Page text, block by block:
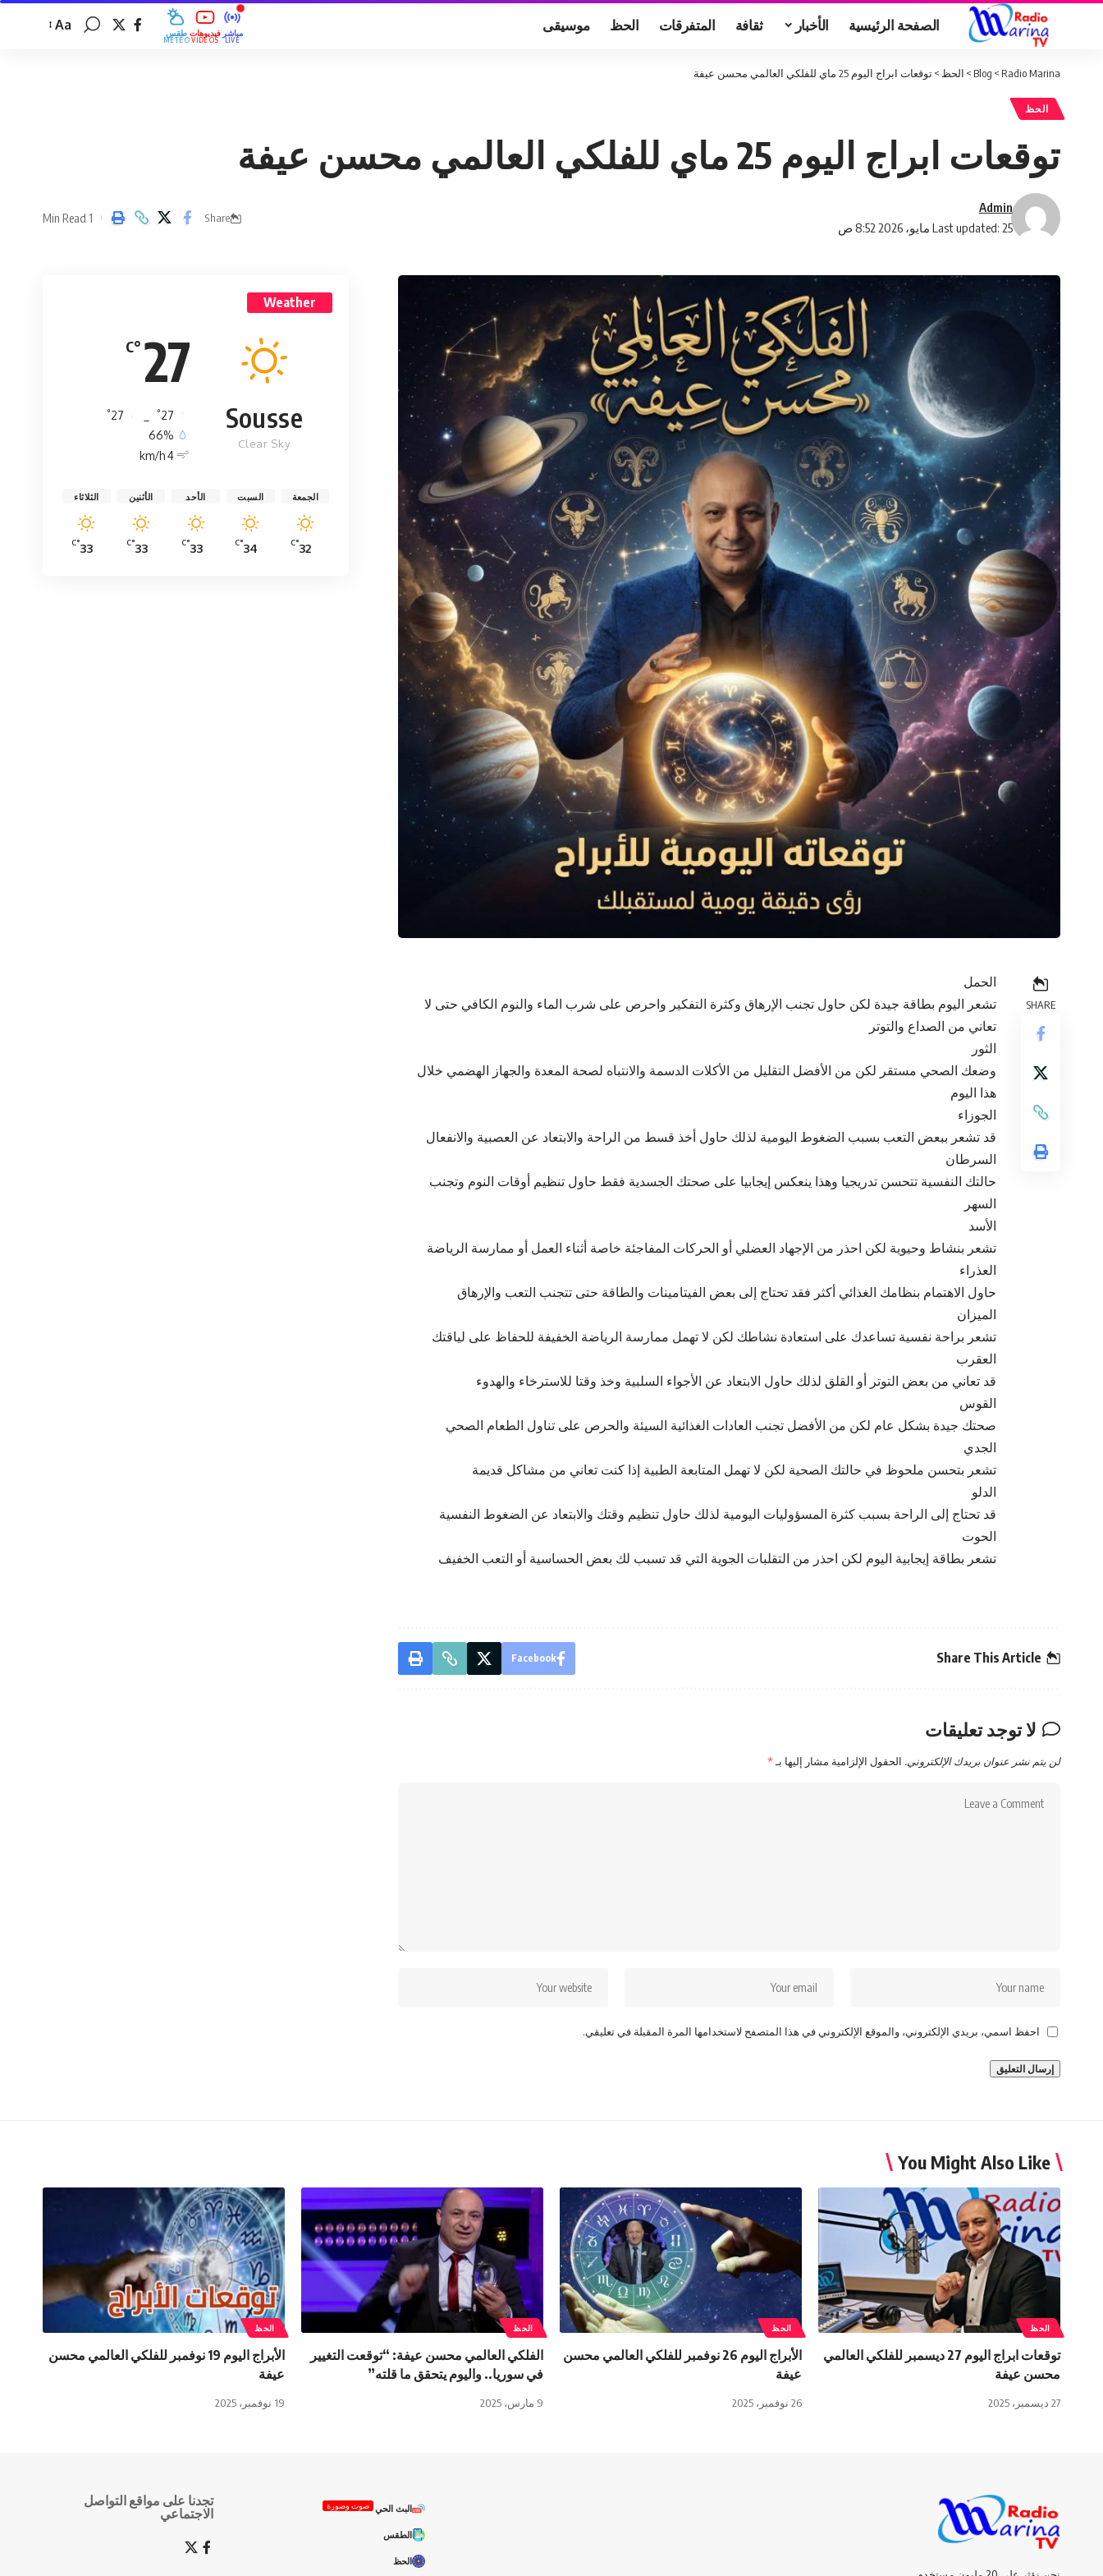
الصفحة الرئيسية الأخبار ثقافة المتفرقات الحظ موسيقى طقس
MÉTÉO
فيديوهات
VIDÉOS
مباشر
LIVE
Aa
Radio Marina
>
Blog
> الحظ >توقعات ابراج اليوم 25 ماي للفلكي العالمي محسن عيفة
الحظ
توقعات ابراج اليوم 25 ماي للفلكي العالمي محسن عيفة
Last updated: 25 مايو، 2026 8:52 ص
Admin
Share
1 Min Read
SHARE
الحمل
تشعر اليوم بطاقة جيدة لكن حاول تجنب الإرهاق وكثرة التفكير واحرص على شرب الماء والنوم الكافي حتى لا
تعاني من الصداع والتوتر
الثور
وضعك الصحي مستقر لكن من الأفضل التقليل من الأكلات الدسمة والانتباه لصحة المعدة والجهاز الهضمي خلال
هذا اليوم
الجوزاء
قد تشعر ببعض التعب بسبب الضغوط اليومية لذلك حاول أخذ قسط من الراحة والابتعاد عن العصبية والانفعال
السرطان
حالتك النفسية تتحسن تدريجيا وهذا ينعكس إيجابيا على صحتك الجسدية فقط حاول تنظيم أوقات النوم وتجنب
السهر
الأسد
تشعر بنشاط وحيوية لكن احذر من الإجهاد العضلي أو الحركات المفاجئة خاصة أثناء العمل أو ممارسة الرياضة
العذراء
حاول الاهتمام بنظامك الغذائي أكثر فقد تحتاج إلى بعض الفيتامينات والطاقة حتى تتجنب التعب والإرهاق
الميزان
تشعر براحة نفسية تساعدك على استعادة نشاطك لكن لا تهمل ممارسة الرياضة الخفيفة للحفاظ على لياقتك
العقرب
قد تعاني من بعض التوتر أو القلق لذلك حاول الابتعاد عن الأجواء السلبية وخذ وقتا للاسترخاء والهدوء
القوس
صحتك جيدة بشكل عام لكن من الأفضل تجنب العادات الغذائية السيئة والحرص على تناول الطعام الصحي
الجدي
تشعر بتحسن ملحوظ في حالتك الصحية لكن لا تهمل المتابعة الطبية إذا كنت تعاني من مشاكل قديمة
الدلو
قد تحتاج إلى الراحة بسبب كثرة المسؤوليات اليومية لذلك حاول تنظيم وقتك والابتعاد عن الضغوط النفسية
الحوت
تشعر بطاقة إيجابية اليوم لكن احذر من التقلبات الجوية التي قد تسبب لك بعض الحساسية أو التعب الخفيف
Share This Article
Facebook
لا توجد تعليقات
لن يتم نشر عنوان بريدك الإلكتروني. الحقول الإلزامية مشار إليها بـ*
احفظ اسمي، بريدي الإلكتروني، والموقع الإلكتروني في هذا المتصفح لاستخدامها المرة المقبلة في تعليقي.
Weather
27
°C
Sousse
Clear Sky
27
°
27
°
66%
4 km/h
الجمعة
32
°C
السبت
34
°C
الأحد
33
°C
الأثنين
33
°C
الثلاثاء
33
°C
You Might Also Like
الحظ
توقعات ابراج اليوم 27 ديسمبر للفلكي العالمي
محسن عيفة
27 ديسمبر، 2025
الحظ
الأبراج اليوم 26 نوفمبر للفلكي العالمي محسن
عيفة
26 نوفمبر، 2025
الحظ
الفلكي العالمي محسن عيفة: “توقعت التغيير
في سوريا.. واليوم يتحقق ما قلته”
9 مارس، 2025
الحظ
الأبراج اليوم 19 نوفمبر للفلكي العالمي محسن
عيفة
19 نوفمبر، 2025
البث الحي صوت وصورة
الطقس
الحظ
تجدنا على مواقع التواصل
الاجتماعي